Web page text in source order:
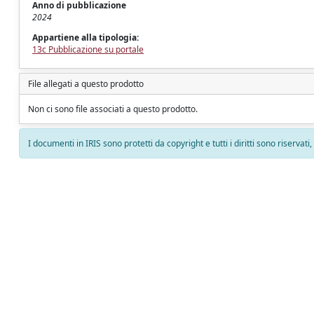
Anno di pubblicazione
2024
Appartiene alla tipologia:
13c Pubblicazione su portale
File allegati a questo prodotto
Non ci sono file associati a questo prodotto.
I documenti in IRIS sono protetti da copyright e tutti i diritti sono